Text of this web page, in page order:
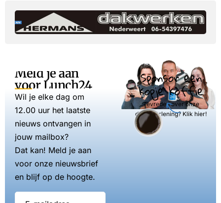
Meld je aan
voor Lunch24
Wil je elke dag om
12.00 uur het laatste
nieuws ontvangen in
jouw mailbox?
Dat kan! Meld je aan
voor onze nieuwsbrief
en blijf op de hoogte.
Sponsor een
kopje koffie
Tevreden over onze
dienstverlening? Klik hier!